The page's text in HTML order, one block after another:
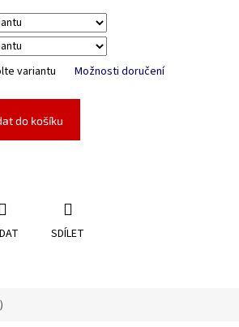
variantu Možnosti doručení
do košíku
SDÍLET